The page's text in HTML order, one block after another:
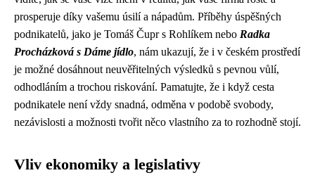
prosperuje díky vašemu úsilí a nápadům. Příběhy úspěšných
podnikatelů, jako je Tomáš Čupr s Rohlíkem nebo Radka
Procházková s Dáme jídlo, nám ukazují, že i v českém prostředí
je možné dosáhnout neuvěřitelných výsledků s pevnou vůlí,
odhodláním a trochou riskování. Pamatujte, že i když cesta
podnikatele není vždy snadná, odměna v podobě svobody,
nezávislosti a možnosti tvořit něco vlastního za to rozhodně stojí.
Vliv ekonomiky a legislativy